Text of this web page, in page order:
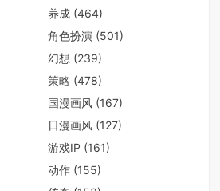
养成(464)
角色扮演(501)
幻想 (239)
策略 (478)
国漫画风(167)
日漫画风(127)
游戏IP (161)
动作(155)